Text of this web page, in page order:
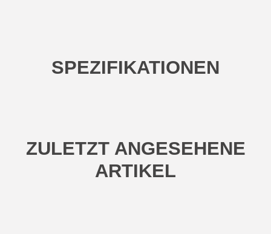
SPEZIFIKATIONEN
ZULETZT ANGESEHENE
ARTIKEL